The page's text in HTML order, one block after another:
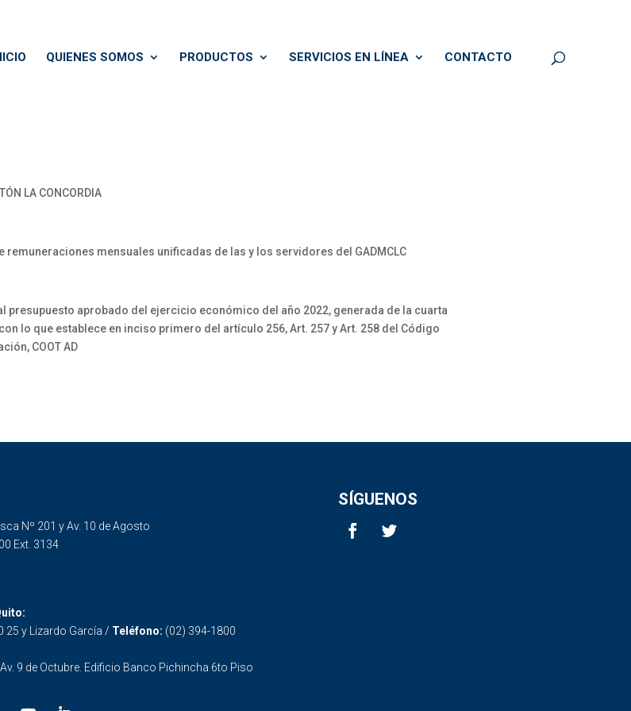
QUIENES SOMOS PRODUCTOS SERVICIOS EN LÍNEA CONTACTO
LA CONCORDIA
remuneraciones mensuales unificadas de las y los servidores del GADMCLC
presupuesto aprobado del ejercicio económico del año 2022, generada de la cuarta
lo que establece en inciso primero del artículo 256, Art. 257 y Art. 258 del Código
COOT AD
Nº 201 y Av. 10 de Agosto
Ext. 3134
SÍGUENOS
25 y Lizardo García / Teléfono: (02) 394-1800
9 de Octubre. Edificio Banco Pichincha 6to Piso